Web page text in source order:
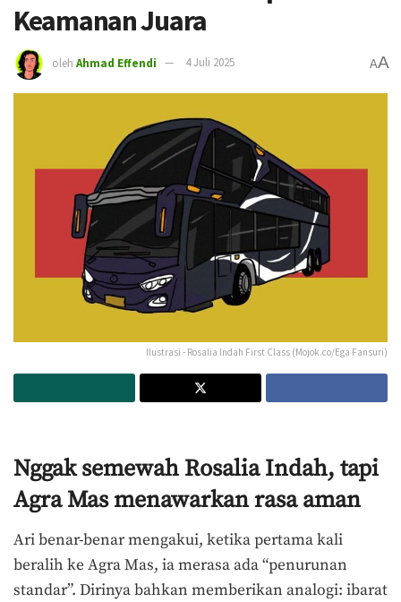
Keamanan Juara
oleh Ahmad Effendi 4 Juli 2025 AA
Ilustrasi - Rosalia Indah First Class (Mojok.co/Ega Fansuri)
Nggak semewah Rosalia Indah, tapi
Agra Mas menawarkan rasa aman
Ari benar-benar mengakui, ketika pertama kali
beralih ke Agra Mas, ia merasa ada “penurunan
standar”. Dirinya bahkan memberikan analogi: ibarat